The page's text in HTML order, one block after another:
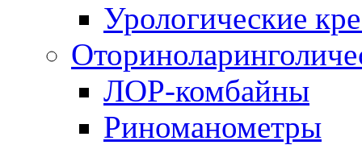
Урологические
ЛОР-комбайны
Риноманометры